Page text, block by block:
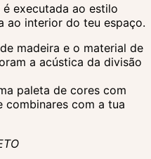
executada ao estilo
ao interior do teu espaço.
madeira e o material de
a acústica da divisão
paleta de cores com
combinares com a tua